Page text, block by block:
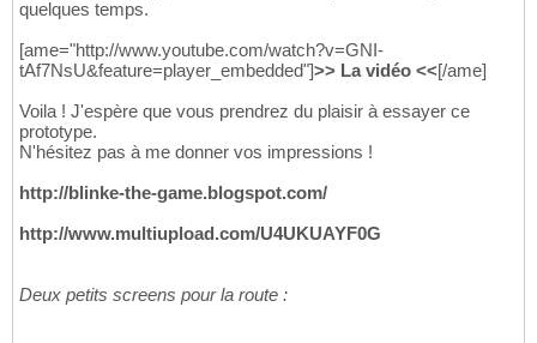
quelques temps.
[ame="http://www.youtube.com/watch?v=GNI-
tAf7NsU&feature=player_embedded"]>> La vidéo <<[/ame]
Voila ! J'espère que vous prendrez du plaisir à essayer ce
prototype.
N'hésitez pas à me donner vos impressions !
http://blinke-the-game.blogspot.com/
http://www.multiupload.com/U4UKUAYF0G
Deux petits screens pour la route :